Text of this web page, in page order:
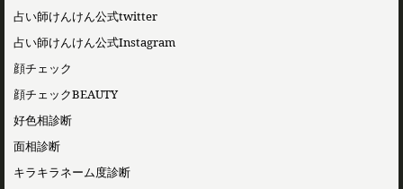
占い師けんけん公式twitter
占い師けんけん公式Instagram
顔チェック
顔チェックBEAUTY
好色相診断
面相診断
キラキラネーム度診断